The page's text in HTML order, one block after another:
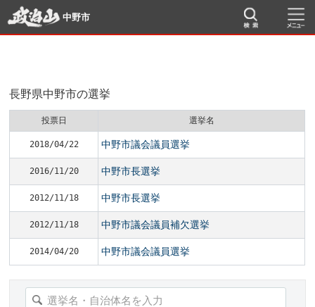
中野市
長野県中野市の選挙
投票日 選挙名
2018/04/22 中野市議会議員選挙
2016/11/20 中野市長選挙
2012/11/18 中野市長選挙
2012/11/18 中野市議会議員補欠選挙
2014/04/20 中野市議会議員選挙